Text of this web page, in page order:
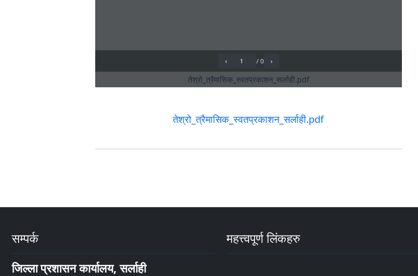
तेश्रो_त्रैमासिक_स्वतप्रकाशन_सर्लाही.pdf
सम्पर्क
जिल्ला प्रशासन कार्यालय, सर्लाही
महत्त्वपूर्ण लिंकहरु